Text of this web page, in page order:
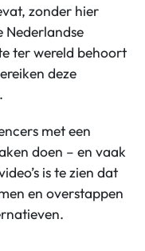
zonder hier
Nederlandse
ter wereld behoort
deze
met een
doen – en vaak
is te zien dat
en overstappen